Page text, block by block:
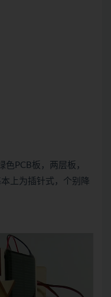
PCB板，两层板，
上为插针式，个别降